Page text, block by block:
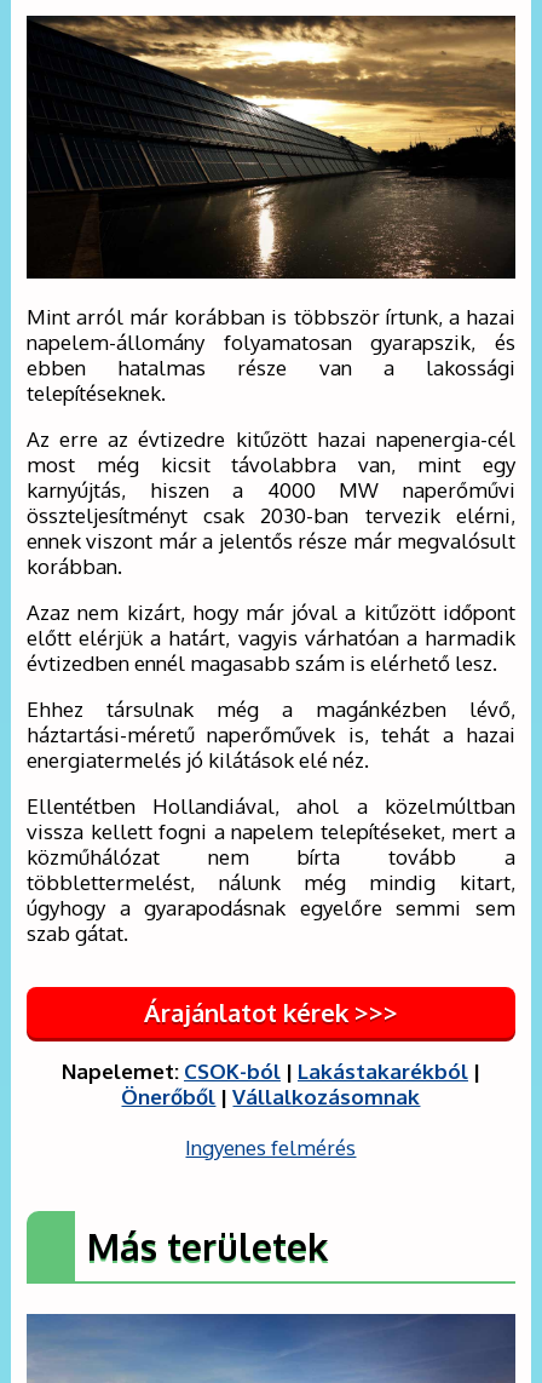
Mint arról már korábban is többször írtunk, a hazai
napelem-állomány folyamatosan gyarapszik, és
ebben hatalmas része van a lakossági
telepítéseknek.
Az erre az évtizedre kitűzött hazai napenergia-cél
most még kicsit távolabbra van, mint egy
karnyújtás, hiszen a 4000 MW naperőművi
összteljesítményt csak 2030-ban tervezik elérni,
ennek viszont már a jelentős része már megvalósult
korábban.
Azaz nem kizárt, hogy már jóval a kitűzött időpont
előtt elérjük a határt, vagyis várhatóan a harmadik
évtizedben ennél magasabb szám is elérhető lesz.
Ehhez társulnak még a magánkézben lévő,
háztartási-méretű naperőművek is, tehát a hazai
energiatermelés jó kilátások elé néz.
Ellentétben Hollandiával, ahol a közelmúltban
vissza kellett fogni a napelem telepítéseket, mert a
közműhálózat nem bírta tovább a
többlettermelést, nálunk még mindig kitart,
úgyhogy a gyarapodásnak egyelőre semmi sem
szab gátat.
Árajánlatot kérek >>>
Napelemet: CSOK-ból| Lakástakarékból|
Önerőből |Vállalkozásomnak
Ingyenes felmérés
Más területek